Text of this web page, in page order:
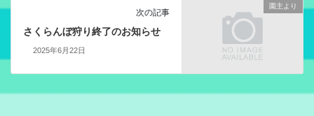
園主より
次の記事
さくらんぼ狩り終了のお知らせ
2025年6月22日